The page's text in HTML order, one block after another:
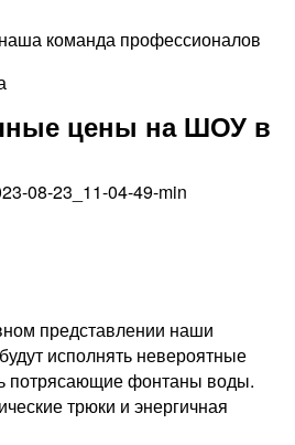
команда профессионалов
цены на ШОУ в
представлении наши
исполнять невероятные
потрясающие фонтаны воды.
трюки и энергичная